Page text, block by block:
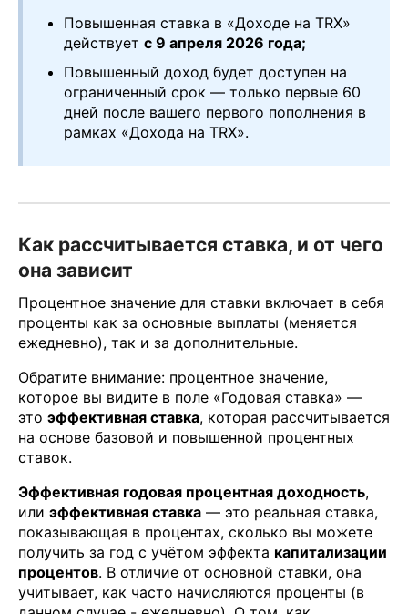
Повышенная ставка в «Доходе на TRX»
действует с 9 апреля 2026 года;
Повышенный доход будет доступен на
ограниченный срок — только первые 60
дней после вашего первого пополнения в
рамках «Дохода на TRX».
Как рассчитывается ставка, и от чего
она зависит
Процентное значение для ставки включает в себя
проценты как за основные выплаты (меняется
ежедневно), так и за дополнительные.
Обратите внимание: процентное значение,
которое вы видите в поле «Годовая ставка» —
это эффективная ставка, которая рассчитывается
на основе базовой и повышенной процентных
ставок.
Эффективная годовая процентная доходность,
или эффективная ставка — это реальная ставка,
показывающая в процентах, сколько вы можете
получить за год с учётом эффекта капитализации
процентов. В отличие от основной ставки, она
учитывает, как часто начисляются проценты (в